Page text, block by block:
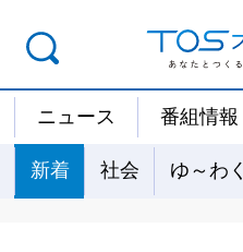
ニュース 番組情報
新着 社会 ゆ～わく